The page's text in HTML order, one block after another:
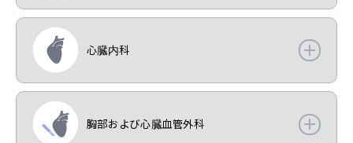
心臓内科
胸部および心臓血管外科